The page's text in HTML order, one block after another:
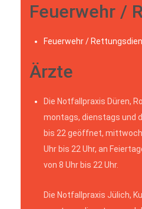
Feuerwehr /
Feuerwehr /
Ärzte
Die Notfallpraxis Düren,
montags, dienstags und
bis 22 geöffnet,
Uhr bis 22 Uhr, an
von 8 Uhr bis 22 Uhr.
Die Notfallpraxis Jülich,